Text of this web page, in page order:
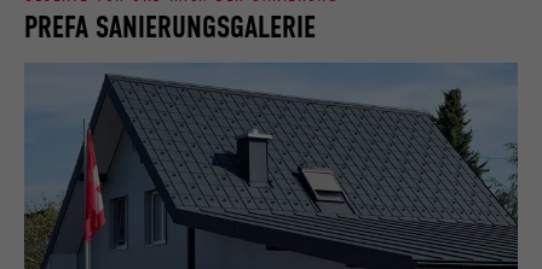
PREFA SANIERUNGSGALERIE
Anbieter LinkedIn
Laufzeit 2 Jahre
Zweck
Verwendet vom Social-Networking-Dienst
LinkedIn für die Verfolgung der